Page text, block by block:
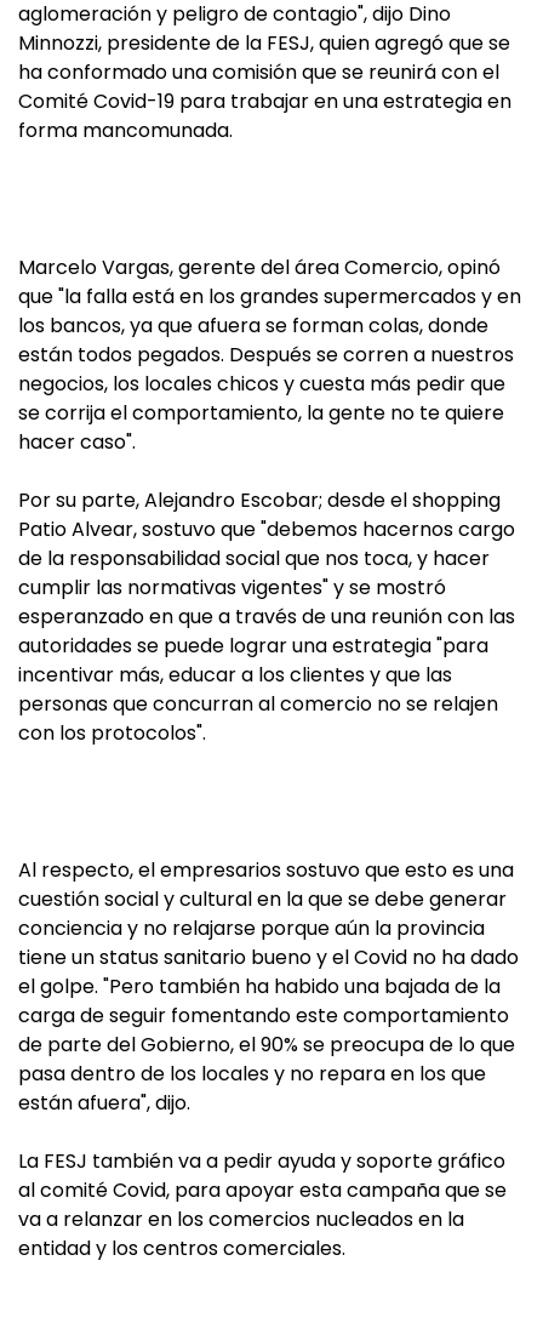
aglomeración y peligro de contagio", dijo Dino
Minnozzi, presidente de la FESJ, quien agregó que se
ha conformado una comisión que se reunirá con el
Comité Covid-19 para trabajar en una estrategia en
forma mancomunada.
Marcelo Vargas, gerente del área Comercio, opinó
que "la falla está en los grandes supermercados y en
los bancos, ya que afuera se forman colas, donde
están todos pegados. Después se corren a nuestros
negocios, los locales chicos y cuesta más pedir que
se corrija el comportamiento, la gente no te quiere
hacer caso".
Por su parte, Alejandro Escobar; desde el shopping
Patio Alvear, sostuvo que "debemos hacernos cargo
de la responsabilidad social que nos toca, y hacer
cumplir las normativas vigentes" y se mostró
esperanzado en que a través de una reunión con las
autoridades se puede lograr una estrategia "para
incentivar más, educar a los clientes y que las
personas que concurran al comercio no se relajen
con los protocolos".
Al respecto, el empresarios sostuvo que esto es una
cuestión social y cultural en la que se debe generar
conciencia y no relajarse porque aún la provincia
tiene un status sanitario bueno y el Covid no ha dado
el golpe. "Pero también ha habido una bajada de la
carga de seguir fomentando este comportamiento
de parte del Gobierno, el 90% se preocupa de lo que
pasa dentro de los locales y no repara en los que
están afuera", dijo.
La FESJ también va a pedir ayuda y soporte gráfico
al comité Covid, para apoyar esta campaña que se
va a relanzar en los comercios nucleados en la
entidad y los centros comerciales.